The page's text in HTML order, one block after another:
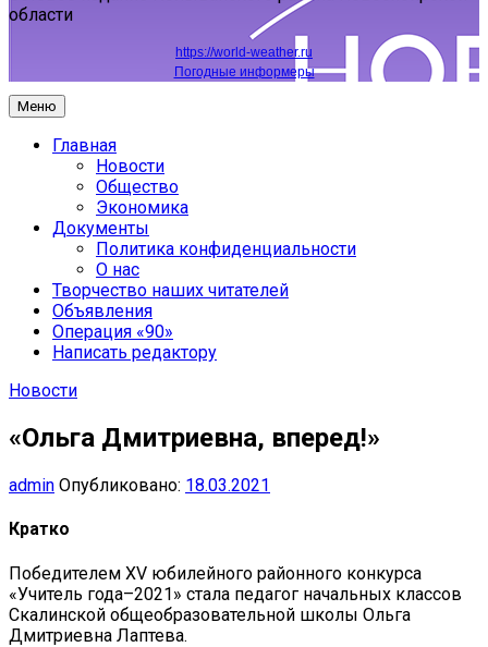
области
https://world-weather.ru
Погодные информеры
Меню
Главная
Новости
Общество
Экономика
Документы
Политика конфиденциальности
О нас
Творчество наших читателей
Объявления
Операция «90»
Написать редактору
Новости
«Ольга Дмитриевна, вперед!»
admin Опубликовано: 18.03.2021
Кратко
Победителем XV юбилейного районного конкурса
«Учитель года–2021» стала педагог начальных классов
Скалинской общеобразовательной школы Ольга
Дмитриевна Лаптева.